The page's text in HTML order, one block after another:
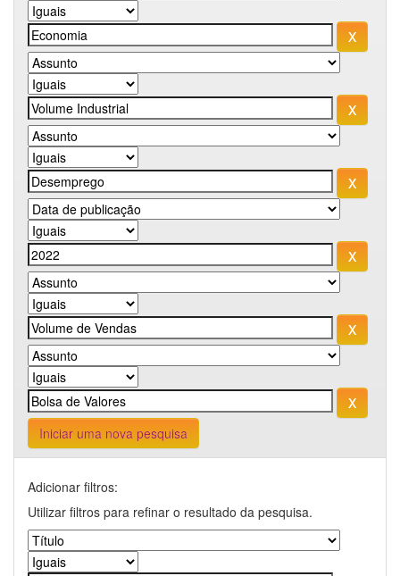
Iniciar uma nova pesquisa
Adicionar filtros:
Utilizar filtros para refinar o resultado da pesquisa.